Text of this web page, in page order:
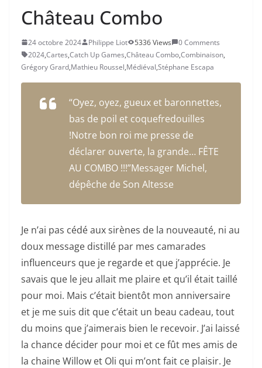
Château Combo
24 octobre 2024 Philippe Liot 5336 Views
0 Comments
2024,Cartes,Catch Up Games,Château Combo,Combinaison,
Grégory Grard,Mathieu Roussel,Médiéval,Stéphane Escapa
“Oyez, oyez, gueux et baronnettes,
bas de poil et coquefredouilles
!Notre bon roi me presse de
déclarer ouverte, la grande… FÊTE
AU COMBO !!!”Messager Michel,
dépêche de Son Altesse
Je n’ai pas cédé aux sirènes de la nouveauté, ni au
doux message distillé par mes camarades
influenceurs que je regarde et que j’apprécie. Je
savais que le jeu allait me plaire et qu’il était taillé
pour moi. Mais c’était bientôt mon anniversaire
et je me suis dit que c’était un beau cadeau, tout
du moins que j’aimerais bien le recevoir. J’ai laissé
la chance décider pour moi et ce fût mes amis de
la chaine Willow et Oli qui m’ont fait ce plaisir. Je